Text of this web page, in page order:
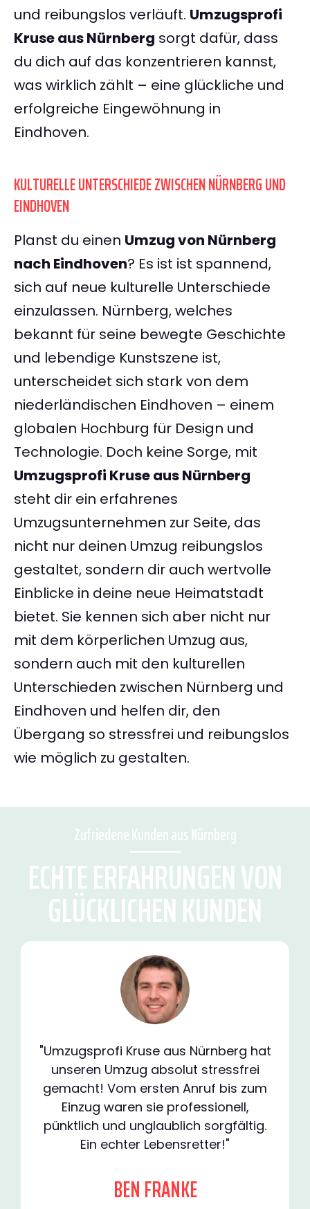
und reibungslos verläuft. Umzugsprofi
Kruse aus Nürnberg sorgt dafür, dass
du dich auf das konzentrieren kannst,
was wirklich zählt – eine glückliche und
erfolgreiche Eingewöhnung in
Eindhoven.
KULTURELLE UNTERSCHIEDE ZWISCHEN NÜRNBERG UND
EINDHOVEN
Planst du einen Umzug von Nürnberg
nach Eindhoven? Es ist ist spannend,
sich auf neue kulturelle Unterschiede
einzulassen. Nürnberg, welches
bekannt für seine bewegte Geschichte
und lebendige Kunstszene ist,
unterscheidet sich stark von dem
niederländischen Eindhoven – einem
globalen Hochburg für Design und
Technologie. Doch keine Sorge, mit
Umzugsprofi Kruse aus Nürnberg
steht dir ein erfahrenes
Umzugsunternehmen zur Seite, das
nicht nur deinen Umzug reibungslos
gestaltet, sondern dir auch wertvolle
Einblicke in deine neue Heimatstadt
bietet. Sie kennen sich aber nicht nur
mit dem körperlichen Umzug aus,
sondern auch mit den kulturellen
Unterschieden zwischen Nürnberg und
Eindhoven und helfen dir, den
Übergang so stressfrei und reibungslos
wie möglich zu gestalten.
Zufriedene Kunden aus Nürnberg
ECHTE ERFAHRUNGEN VON
GLÜCKLICHEN KUNDEN
"Umzugsprofi Kruse aus Nürnberg hat
unseren Umzug absolut stressfrei
gemacht! Vom ersten Anruf bis zum
Einzug waren sie professionell,
pünktlich und unglaublich sorgfältig.
Ein echter Lebensretter!"
BEN FRANKE